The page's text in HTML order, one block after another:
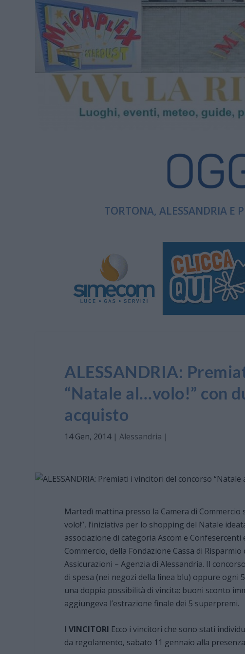
TORTONA, ALESSANDRIA E
ALESSANDRIA:
“Natale al…volo!” con
acquisto
14 Gen, 2014| Alessandria |
Martedì mattina presso la Camera di
volo!”, l’iniziativa per lo shopping del Natale
associazione di categoria Ascom e
Commercio, della Fondazione Cassa di
Assicurazioni – Agenzia di Alessandria. Il
di spesa (nei negozi della linea blu) oppure ogni
una doppia possibilità di vincita: buoni sconto
aggiungeva l’estrazione finale dei 5 superpremi.
I VINCITORI Ecco i vincitori che sono stati
da regolamento, sabato 11 gennaio alla